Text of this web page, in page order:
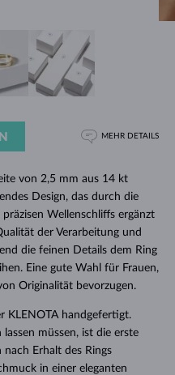
von 2,5 mm aus 14 kt
Design, das durch die
Wellenschliffs ergänzt
der Verarbeitung und
die feinen Details dem Ring
Eine gute Wahl für Frauen,
Originalität bevorzugen.
KLENOTA handgefertigt.
müssen, ist die erste
nach Erhalt des Rings
in einer eleganten
MEHR DETAILS